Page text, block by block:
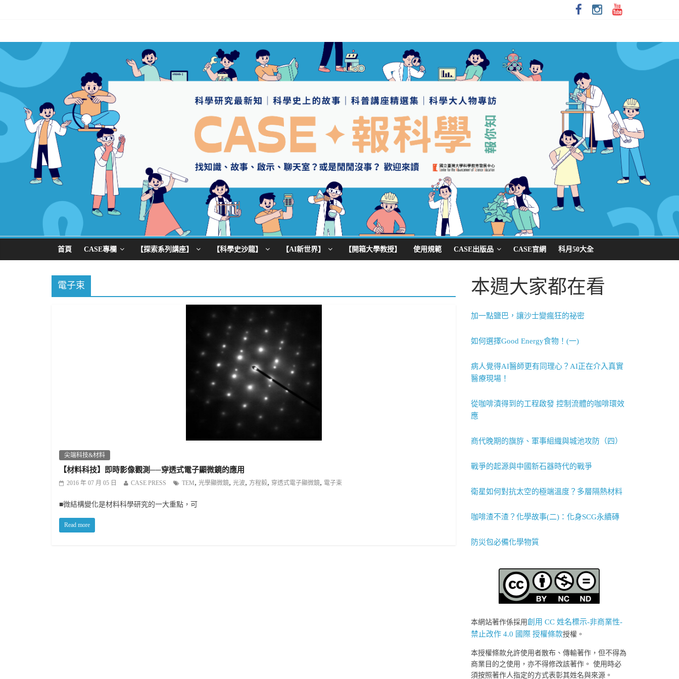
首頁 CASE專欄 【探索系列講座】 【科學史沙龍】 【AI新世界】 【開箱大學教授】 使用規範 CASE出版品 CASE官網 科月50大全
電子束
尖端科技&材料
【材料科技】即時影像觀測──穿透式電子顯微鏡的應用
2016 年 07 月 05 日 CASE PRESS TEM, 光學顯微鏡, 光波, 方程毅, 穿透式電子顯微鏡, 電子束
■微結構變化是材料科學研究的一大重點，可
Read more
本週大家都在看
加一點鹽巴，讓沙士變瘋狂的祕密
如何選擇Good Energy食物！(一)
病人覺得AI醫師更有同理心？AI正在介入真實
醫療現場！
從咖啡漬得到的工程啟發 控制流體的咖啡環效
應
商代晚期的旗斿、軍事組織與城池攻防（四）
戰爭的起源與中國新石器時代的戰爭
衛星如何對抗太空的極端溫度？多層隔熱材料
咖啡渣不渣？化學故事(二)：化身SCG永續磚
防災包必備化學物質
本網站著作係採用創用 CC 姓名標示-非商業性-
禁止改作 4.0 國際 授權條款授權。
本授權條款允許使用者散布、傳輸著作，但不得為
商業目的之使用，亦不得修改該著作。 使用時必
須按照著作人指定的方式表彰其姓名與來源。